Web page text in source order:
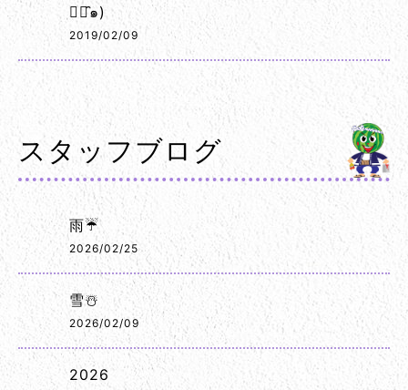
◡･̑๑)
2019/02/09
スタッフブログ
雨☔
2026/02/25
雪☃️
2026/02/09
2026